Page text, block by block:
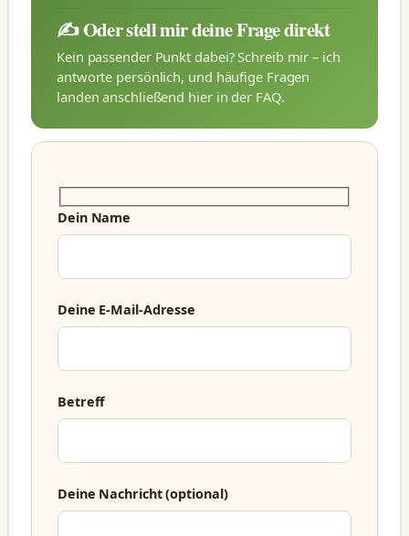
✍️ Oder stell mir deine Frage direkt
Kein passender Punkt dabei? Schreib mir – ich
antworte persönlich, und häufige Fragen
landen anschließend hier in der FAQ.
Dein Name
Deine E-Mail-Adresse
Betreff
Deine Nachricht (optional)